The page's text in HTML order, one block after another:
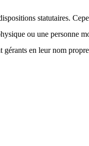
statutaires.
ou une personne
gérants en leur nom